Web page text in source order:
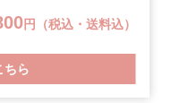
オンライン飲み会、
会等でご利用くださ
円（税込・送料込）
ちら